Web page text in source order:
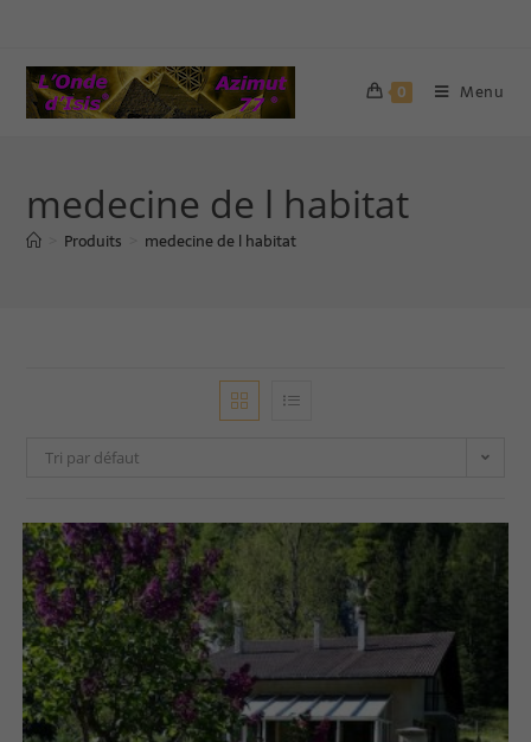
0 Menu
medecine de l habitat
Produits medecine de l habitat
Tri par défaut